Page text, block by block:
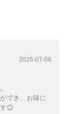
2026-07-06
でき、お味に
😊